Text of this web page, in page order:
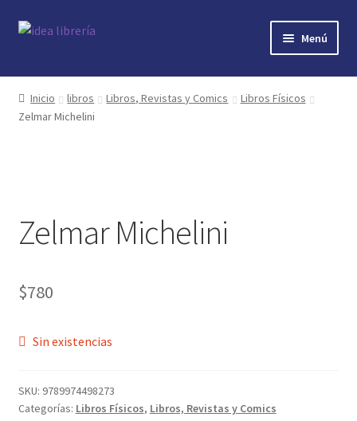
Ir
Ir
Menú
Inicio
contacto
nosotros
novedades
Inicio libros Libros, Revistas y Comics
Libros Físicos
Zelmar Michelini
Zelmar Michelini
$780
Sin existencias
SKU: 9789974498273
Categorías: Libros Físicos, Libros, Revistas y Comics